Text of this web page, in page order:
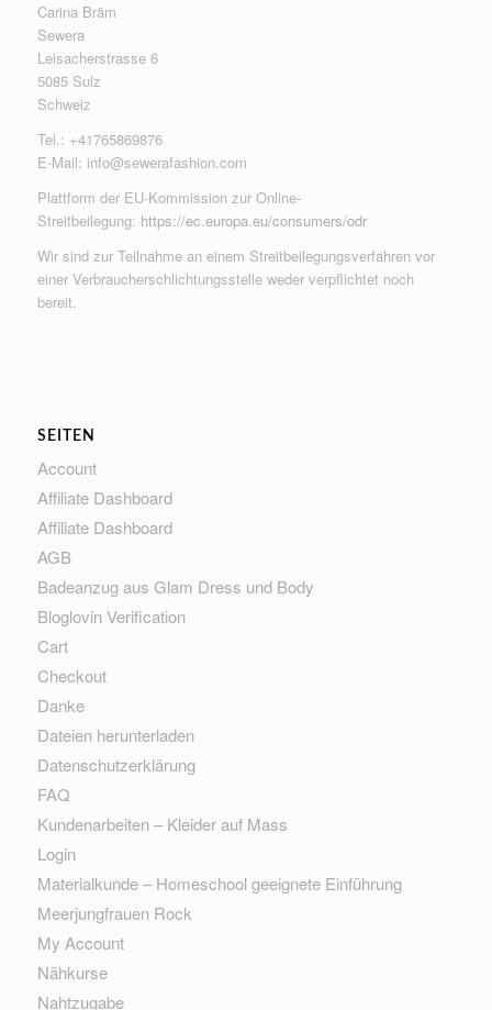
Carina Bräm
Sewera
Leisacherstrasse 6
5085 Sulz
Schweiz
Tel.: +41765869876
E-Mail: info@sewerafashion.com
Plattform der EU-Kommission zur Online-
Streitbeilegung: https://ec.europa.eu/consumers/odr
Wir sind zur Teilnahme an einem Streitbeilegungsverfahren vor
einer Verbraucherschlichtungsstelle weder verpflichtet noch
bereit.
SEITEN
Account
Affiliate Dashboard
Affiliate Dashboard
AGB
Badeanzug aus Glam Dress und Body
Bloglovin Verification
Cart
Checkout
Danke
Dateien herunterladen
Datenschutzerklärung
FAQ
Kundenarbeiten – Kleider auf Mass
Login
Materialkunde – Homeschool geeignete Einführung
Meerjungfrauen Rock
My Account
Nähkurse
Nahtzugabe